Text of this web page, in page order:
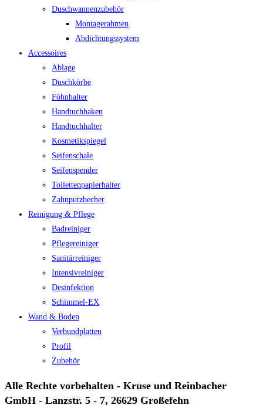
Duschwannenzubehör
Montagerahmen
Abdichtungssystem
Accessoires
Ablage
Duschkörbe
Föhnhalter
Handtuchhaken
Handtuchhalter
Kosmetikspiegel
Seifenschale
Seifenspender
Toilettenpapierhalter
Zahnputzbecher
Reinigung & Pflege
Badreiniger
Pflegereiniger
Sanitärreiniger
Intensivreiniger
Desinfektion
Schimmel-EX
Wand & Boden
Verbundplatten
Profil
Zubehör
Alle Rechte vorbehalten - Kruse und Reinbacher
GmbH - Lanzstr. 5 - 7, 26629 Großefehn